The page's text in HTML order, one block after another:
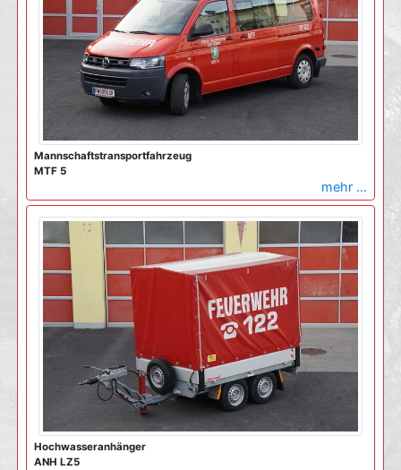
Mannschaftstransportfahrzeug
MTF 5
mehr ...
Hochwasseranhänger
ANH LZ5